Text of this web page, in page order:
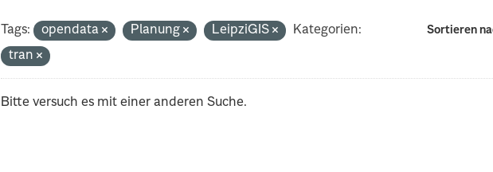
Sortieren
Tags: opendata Planung LeipziGIS
Kategorien:
tran
Bitte versuch es mit einer anderen Suche.